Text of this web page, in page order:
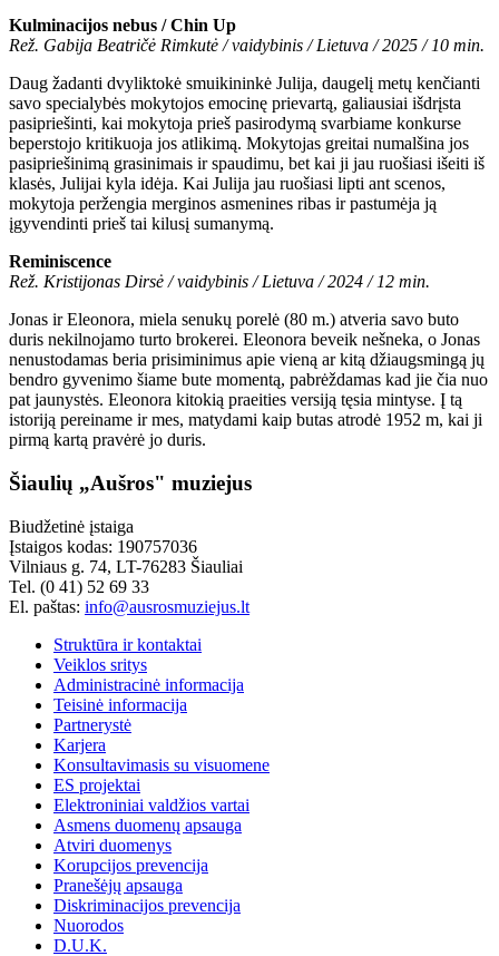
Kulminacijos nebus / Chin Up
Rež. Gabija Beatričė Rimkutė / vaidybinis / Lietuva / 2025 / 10 min.
Daug žadanti dvyliktokė smuikininkė Julija, daugelį metų kenčianti
savo specialybės mokytojos emocinę prievartą, galiausiai išdrįsta
pasipriešinti, kai mokytoja prieš pasirodymą svarbiame konkurse
beperstojo kritikuoja jos atlikimą. Mokytojas greitai numalšina jos
pasipriešinimą grasinimais ir spaudimu, bet kai ji jau ruošiasi išeiti iš
klasės, Julijai kyla idėja. Kai Julija jau ruošiasi lipti ant scenos,
mokytoja peržengia merginos asmenines ribas ir pastumėja ją
įgyvendinti prieš tai kilusį sumanymą.
Reminiscence
Rež. Kristijonas Dirsė / vaidybinis / Lietuva / 2024 / 12 min.
Jonas ir Eleonora, miela senukų porelė (80 m.) atveria savo buto
duris nekilnojamo turto brokerei. Eleonora beveik nešneka, o Jonas
nenustodamas beria prisiminimus apie vieną ar kitą džiaugsmingą jų
bendro gyvenimo šiame bute momentą, pabrėždamas kad jie čia nuo
pat jaunystės. Eleonora kitokią praeities versiją tęsia mintyse. Į tą
istoriją pereiname ir mes, matydami kaip butas atrodė 1952 m, kai ji
pirmą kartą pravėrė jo duris.
Šiaulių „Aušros" muziejus
Biudžetinė įstaiga
Įstaigos kodas: 190757036
Vilniaus g. 74, LT-76283 Šiauliai
Tel. (0 41) 52 69 33
El. paštas: info@ausrosmuziejus.lt
Struktūra ir kontaktai
Veiklos sritys
Administracinė informacija
Teisinė informacija
Partnerystė
Karjera
Konsultavimasis su visuomene
ES projektai
Elektroniniai valdžios vartai
Asmens duomenų apsauga
Atviri duomenys
Korupcijos prevencija
Pranešėjų apsauga
Diskriminacijos prevencija
Nuorodos
D.U.K.